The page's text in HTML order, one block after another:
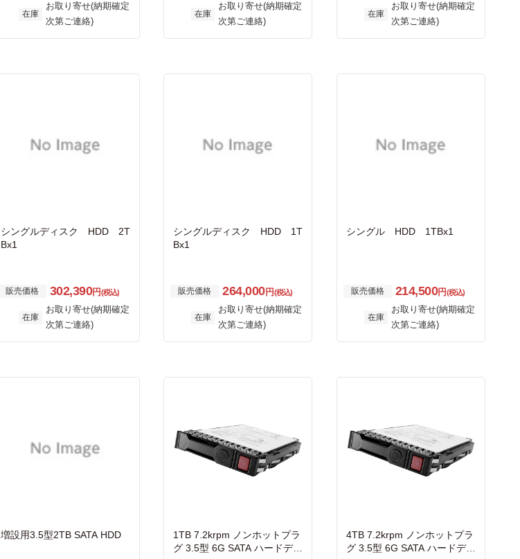
在庫
お取り寄せ(納期確定
次第ご連絡)
在庫
お取り寄せ(納期確定
次第ご連絡)
在庫
お取り寄せ(納期確定
次第ご連絡)
シングルディスク HDD 2T
Bx1
販売価格 302,390円(税込)
在庫
お取り寄せ(納期確定
次第ご連絡)
シングルディスク HDD 1T
Bx1
販売価格 264,000円(税込)
在庫
お取り寄せ(納期確定
次第ご連絡)
シングル HDD 1TBx1
販売価格 214,500円(税込)
在庫
お取り寄せ(納期確定
次第ご連絡)
増設用3.5型2TB SATA HDD
1TB 7.2krpm ノンホットプラ
グ 3.5型 6G SATA ハードディ
4TB 7.2krpm ノンホットプラ
グ 3.5型 6G SATA ハードディ